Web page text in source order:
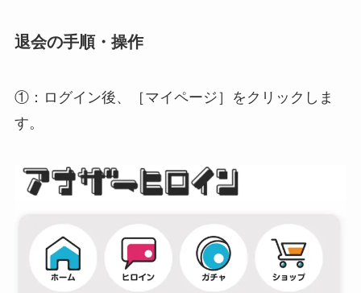
退会の手順・操作
①：ログイン後、 ［マイページ］
をクリックしま
す。